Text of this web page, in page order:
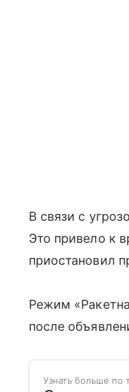
В связи с
Это привело к
приостановил
Режим
после
Узнать больше по